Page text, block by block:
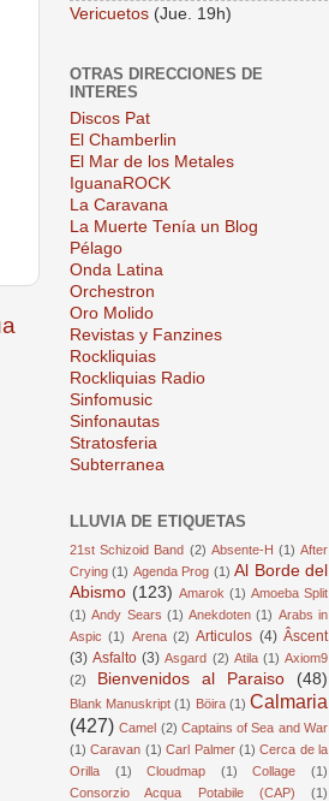
Vericuetos (Jue. 19h)
OTRAS DIRECCIONES DE
INTERES
Discos Pat
El Chamberlin
El Mar de los Metales
IguanaROCK
La Caravana
La Muerte Tenía un Blog
Pélago
Onda Latina
Orchestron
Oro Molido
Revistas y Fanzines
Rockliquias
Rockliquias Radio
Sinfomusic
Sinfonautas
Stratosferia
Subterranea
LLUVIA DE ETIQUETAS
21st Schizoid Band (2) Absente-H (1) After
Crying (1) Agenda Prog (1) Al Borde del
Abismo (123) Amarok (1) Amoeba Split
(1) Andy Sears (1) Anekdoten (1) Arabs in
Aspic (1) Arena (2) Articulos (4) Âscent
(3) Asfalto (3) Asgard (2) Atila (1) Axiom9
(2)
Bienvenidos al Paraiso (48)
Blank Manuskript (1) Böira (1) Calmaria
(427) Camel (2) Captains of Sea and War
(1) Caravan (1) Carl Palmer (1) Cerca de la
Orilla
(1) Cloudmap (1) Collage
(1)
Consorzio Acqua Potabile (CAP)
(1)